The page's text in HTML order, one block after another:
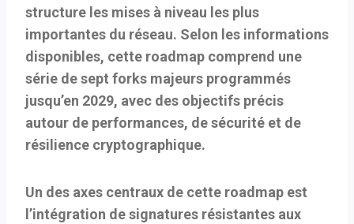
structure les mises à niveau les plus
importantes du réseau. Selon les informations
disponibles, cette roadmap comprend une
série desept forks majeurs programmés
jusqu’en 2029, avec des objectifs précis
autour de performances, de sécurité et de
résilience cryptographique.
Un des axes centraux de cette roadmap est
l’intégration designatures résistantes aux